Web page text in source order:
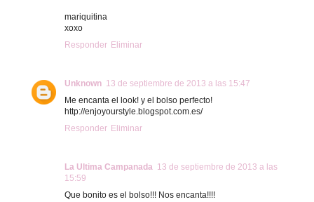
mariquitina
xoxo
Responder Eliminar
Unknown 13 de septiembre de 2013 a las 15:47
Me encanta el look! y el bolso perfecto!
http://enjoyourstyle.blogspot.com.es/
Responder Eliminar
La Ultima Campanada 13 de septiembre de 2013 a las
15:59
Que bonito es el bolso!!! Nos encanta!!!!